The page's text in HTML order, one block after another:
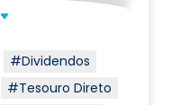
#Dividendos
#Tesouro Direto